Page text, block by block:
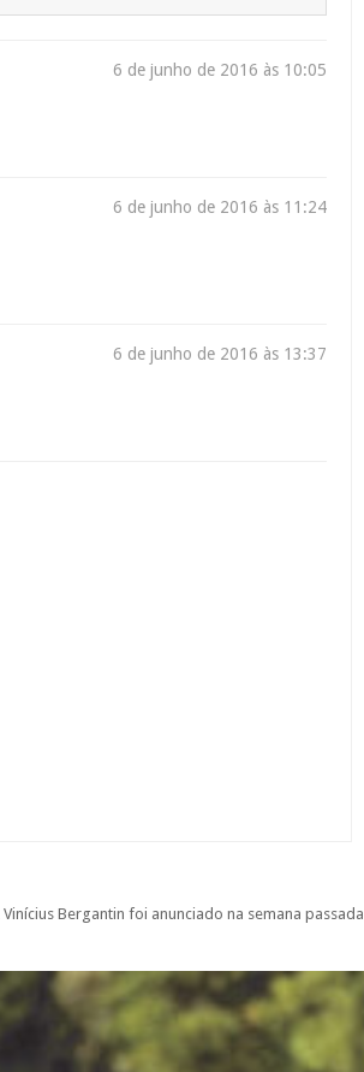
6 de junho de 2016 às 10:05
6 de junho de 2016 às 11:24
6 de junho de 2016 às 13:37
Vinícius Bergantin foi anunciado na semana passada